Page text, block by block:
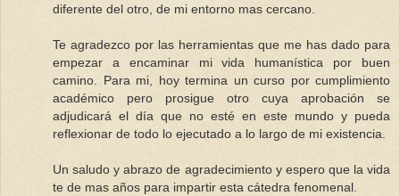
diferente del otro, de mi entorno mas cercano.
Te agradezco por las herramientas que me has dado para
empezar a encaminar mi vida humanística por buen
camino. Para mi, hoy termina un curso por cumplimiento
académico pero prosigue otro cuya aprobación se
adjudicará el día que no esté en este mundo y pueda
reflexionar de todo lo ejecutado a lo largo de mi existencia.
Un saludo y abrazo de agradecimiento y espero que la vida
te de mas años para impartir esta cátedra fenomenal.